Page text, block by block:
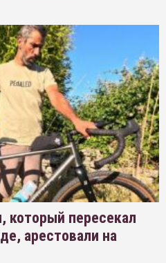
который пересекал
арестовали на